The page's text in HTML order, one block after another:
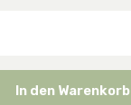
In den Warenkorb